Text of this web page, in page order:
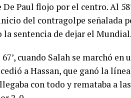
De Paul flojo por el centro. Al
del contragolpe señalada
la sentencia de dejar el Mundial.
67’, cuando Salah se marchó
a Hassan, que ganó la
con todo y remataba a